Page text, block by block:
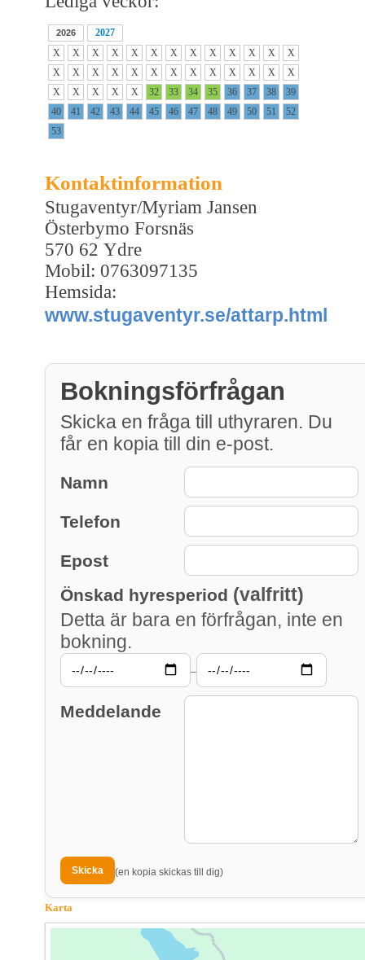
2026
2027
X
X X X X X X X X X X X
X
X
X X X X X X X X X X X
X
X
X X X X 32 33 34 35 36 37 38
39
40
41 42 43 44 45 46 47 48 49 50 51
52
53
Kontaktinformation
Stugaventyr/Myriam Jansen
Österbymo Forsnäs
570 62 Ydre
Mobil: 0763097135
Hemsida:
www.stugaventyr.se/attarp.html
Bokningsförfrågan
Skicka en fråga till uthyraren. Du
får en kopia till din e-post.
Namn
Telefon
Epost
Önskad hyresperiod (valfritt)
Detta är bara en förfrågan, inte en
bokning.
–
Meddelande
(en kopia skickas till dig)
Karta